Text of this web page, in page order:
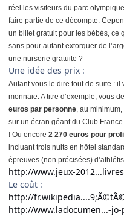
réel les visiteurs du parc
faire partie de ce décompte.
un billet gratuit pour les bébés, ce
sans pour autant extorquer de
une nurserie gratuite ?
Une idée des prix :
Autant vous le dire tout de suite :
monnaie. A titre d’exemple, vous
euros par personne , au
sur un écran géant du Club
! Ou encore 2 270 euros pour
incluant trois nuits en hôtel
épreuves (non précisées)
http://www.jeux-
Le coût :
http://
http://www.ladocumen...-